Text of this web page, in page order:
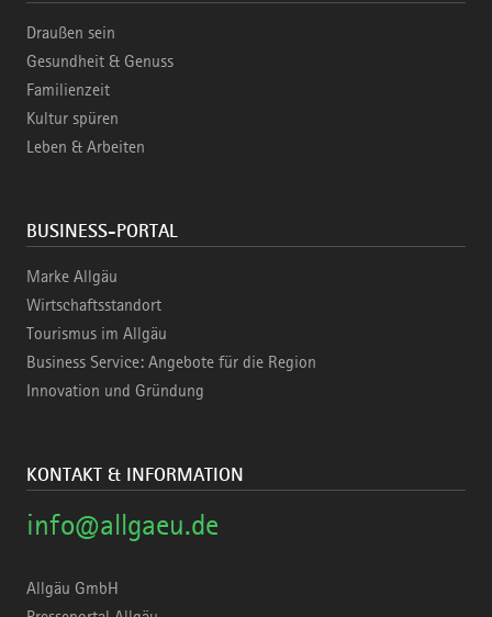
Draußen sein
Gesundheit & Genuss
Familienzeit
Kultur spüren
Leben & Arbeiten
BUSINESS-PORTAL
Marke Allgäu
Wirtschaftsstandort
Tourismus im Allgäu
Business Service: Angebote für die Region
Innovation und Gründung
KONTAKT & INFORMATION
info@allgaeu.de
Allgäu GmbH